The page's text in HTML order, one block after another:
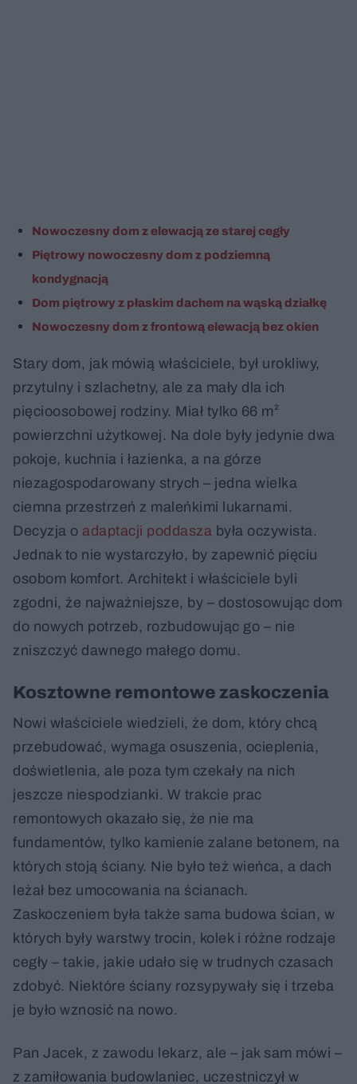
Nowoczesny dom z elewacją ze starej cegły
Piętrowy nowoczesny dom z podziemną
kondygnacją
Dom piętrowy z płaskim dachem na wąską działkę
Nowoczesny dom z frontową elewacją bez okien
Stary dom, jak mówią właściciele, był urokliwy,
przytulny i szlachetny, ale za mały dla ich
pięcioosobowej rodziny. Miał tylko 66 m²
powierzchni użytkowej. Na dole były jedynie dwa
pokoje, kuchnia i łazienka, a na górze
niezagospodarowany strych – jedna wielka
ciemna przestrzeń z maleńkimi lukarnami.
Decyzja o adaptacji poddasza była oczywista.
Jednak to nie wystarczyło, by zapewnić pięciu
osobom komfort. Architekt i właściciele byli
zgodni, że najważniejsze, by – dostosowując dom
do nowych potrzeb, rozbudowując go – nie
zniszczyć dawnego małego domu.
Kosztowne remontowe zaskoczenia
Nowi właściciele wiedzieli, że dom, który chcą
przebudować, wymaga osuszenia, ocieplenia,
doświetlenia, ale poza tym czekały na nich
jeszcze niespodzianki. W trakcie prac
remontowych okazało się, że nie ma
fundamentów, tylko kamienie zalane betonem, na
których stoją ściany. Nie było też wieńca, a dach
leżał bez umocowania na ścianach.
Zaskoczeniem była także sama budowa ścian, w
których były warstwy trocin, kolek i różne rodzaje
cegły – takie, jakie udało się w trudnych czasach
zdobyć. Niektóre ściany rozsypywały się i trzeba
je było wznosić na nowo.
Pan Jacek, z zawodu lekarz, ale – jak sam mówi –
z zamiłowania budowlaniec, uczestniczył w